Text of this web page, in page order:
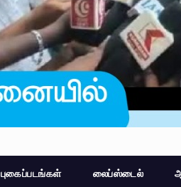
புகைப்படங்கள் லைப்ஸ்டைல்